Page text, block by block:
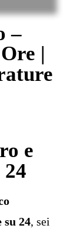
–
|
e
su 24, sei